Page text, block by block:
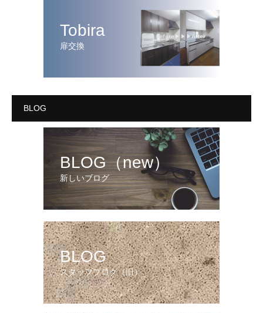
Tobira
扉交換
BLOG
BLOG（new）
新しいブログ
BLOG
スタッフブログ（旧）